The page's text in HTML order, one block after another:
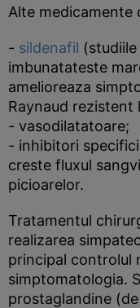
Alte medicamente
- sildenafil
imbunatateste
amelioreaza
Raynaud rezistent
- vasodilatatoare;
- inhibitori
creste fluxul
picioarelor.
Tratamentul
realizarea
principal controlul
simptomatologia.
prostaglandine